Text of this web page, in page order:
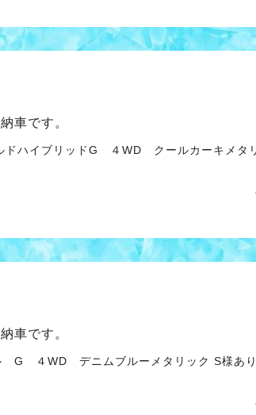
車です。
ハイブリッドG ４WD クールカーキメタ
車です。
G ４WD デニムブルーメタリック S様あり